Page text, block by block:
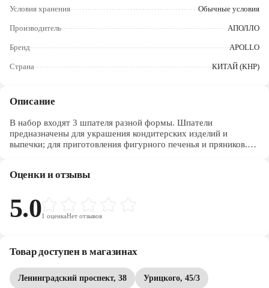
Ярославль
Условия хранения Обычные условия
Производитель АПОЛЛО
Бренд APOLLO
Страна КИТАЙ (КНР)
Описание
В набор входят 3 шпателя разной формы. Шпатели
предназначены для украшения кондитерских изделий и
выпечки; для приготовления фигурного печенья и пряников.
пирога или пиццы. Изделия не царапают антипригарное,
имеют стыков и соединений, благодаря этому пища не
застревает на их поверхности и процесс ухода становится
легким и эффективным. У каждого изделия есть петля для
Размер лопаток:11,5*8 см, 11,8*8,5 см, 11*7,5 см.
Оценки и отзывы
5.01 оценкаНет отзывов
Товар доступен в магазинах
Ленинградский проспект, 38 Урицкого, 45/3